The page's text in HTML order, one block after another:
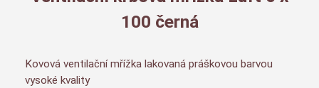
100 černá
Kovová ventilační mřížka lakovaná práškovou barvou
vysoké kvality